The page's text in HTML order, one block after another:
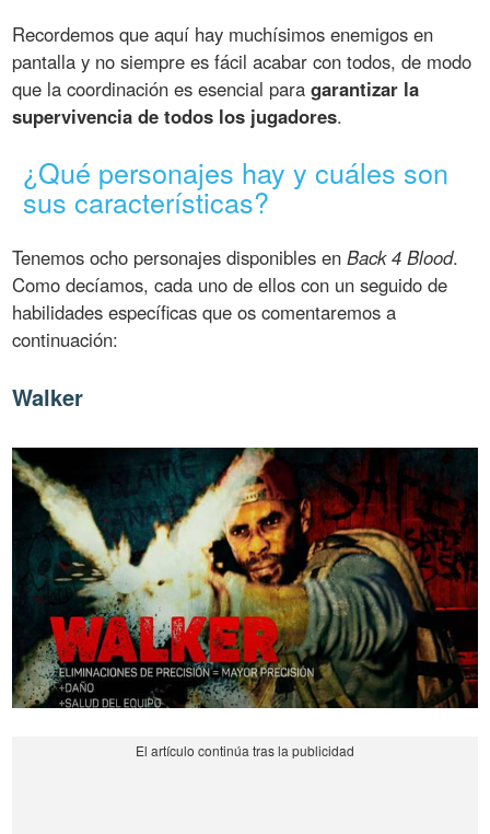
Recordemos que aquí hay muchísimos enemigos en
pantalla y no siempre es fácil acabar con todos, de modo
que la coordinación es esencial paragarantizar la
supervivencia de todos los jugadores.
¿Qué personajes hay y cuáles son
sus características?
Tenemos ocho personajes disponibles enBack 4 Blood.
Como decíamos, cada uno de ellos con un seguido de
habilidades específicas que os comentaremos a
continuación:
Walker